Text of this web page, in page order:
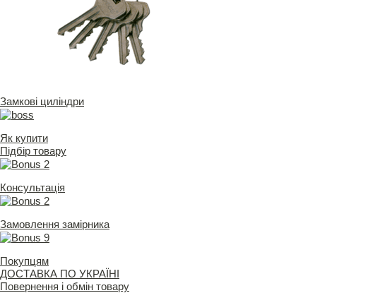
Замкові циліндри
Як купити
Підбір товару
Консультація
Замовлення замірника
Покупцям
ДОСТАВКА ПО УКРАЇНІ
Повернення і обмін товару